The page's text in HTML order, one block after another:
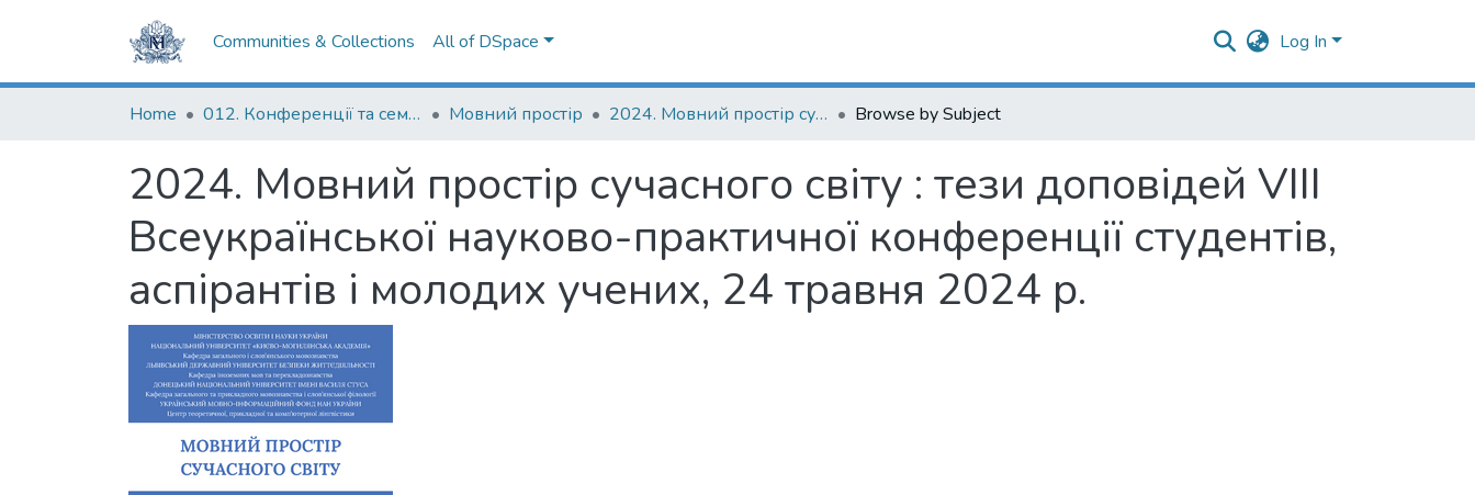
Communities & Collections All of DSpace Log In
Home 012. Конференції та семінари НаУКМА Мовний простір 2024. Мовний простір сучасного світу : тези доповідей VIII Всеукраїнської науково-практичної конференції студентів, аспірантів і молодих учених, 24 травня 2024 р. Browse by Subject
2024. Мовний простір сучасного світу : тези доповідей VIII
Всеукраїнської науково-практичної конференції студентів,
аспірантів і молодих учених, 24 травня 2024 р.